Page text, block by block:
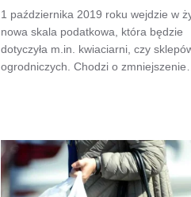
1 października 2019 roku wejdzie w
nowa skala podatkowa, która będzie
dotyczyła m.in. kwiaciarni, czy
ogrodniczych. Chodzi o